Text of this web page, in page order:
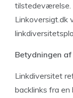
tilstedeværelse.
Linkoversigt.dk
Betydningen
Linkdiversitet
backlinks fra